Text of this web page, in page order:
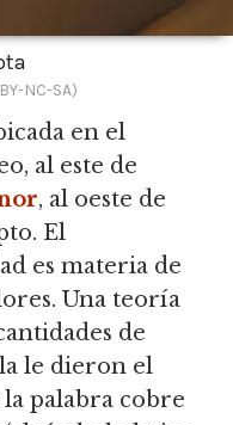
NC-SA)
en el
al este de
, al oeste de
El
es materia de
Una teoría
de
le dieron el
la palabra cobre